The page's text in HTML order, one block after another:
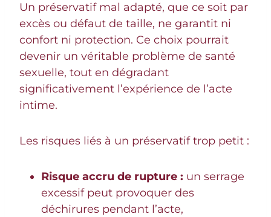
Un préservatif mal adapté, que ce soit par
excès ou défaut de taille, ne garantit ni
confort ni protection. Ce choix pourrait
devenir un véritable problème de santé
sexuelle, tout en dégradant
significativement l’expérience de l’acte
intime.
Les risques liés à un préservatif trop petit :
Risque accru de rupture : un serrage
excessif peut provoquer des
déchirures pendant l’acte,